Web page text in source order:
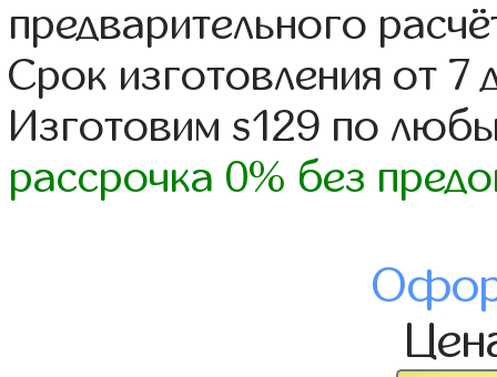
предварительного
Срок изготовления от 7
Изготовим s129 по
рассрочка 0% без